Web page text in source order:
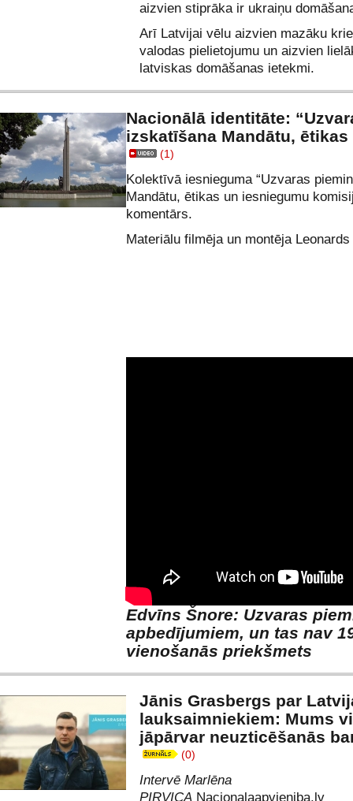
aizvien stiprāka ir ukraiņu
Arī Latvijai vēlu aizvien mazāku
valodas pielietojumu un aizvien
latviskas domāšanas ietekmi.
Nacionālā identitāte:
izskatīšana Mandātu,
(1)
Kolektīvā iesnieguma “Uzvaras
Mandātu, ētikas un iesniegumu
komentārs.
Materiālu filmēja un montēja
Edvīns Šnore: Uzvaras
apbedījumiem, un tas nav
vienošanās priekšmets
Jānis Grasbergs par
lauksaimniekiem: Mums
jāpārvar neuzticēšanās
(0)
Intervē Marlēna
PIRVICA Nacionalaapvieniba.lv